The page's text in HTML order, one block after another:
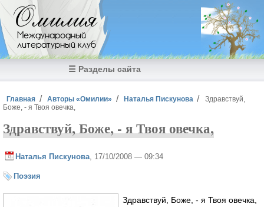
Перейти к основному содержанию
Омилия
Международный
литературный клуб
☰ Разделы сайта
Вы здесь
Главная Авторы «Омилии» Наталья Пискунова
Здравствуй,
Боже, - я Твоя овечка,
Здравствуй, Боже, - я Твоя овечка,
Наталья Пискунова , 17/10/2008 — 09:34
Поэзия
Здравствуй, Боже, - я Твоя овечка,